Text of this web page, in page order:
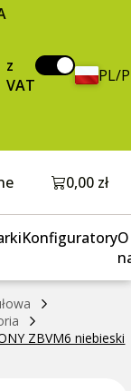
z
VAT
PL/
Otwórz
0,00 zł
KonfiguratoryO
ZBVM6 niebieski
do koszyka